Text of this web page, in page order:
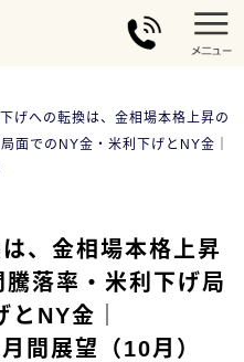
げへの転換は、金相場本格上昇の
面でのNY金・米利下げとNY金｜
、金相場本格上昇
落率・米利下げ局
NY金｜
間展望（10月）